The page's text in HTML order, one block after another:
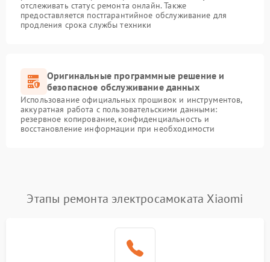
отслеживать статус ремонта онлайн. Также
предоставляется постгарантийное обслуживание для
продления срока службы техники
Оригинальные программные решение и
безопасное обслуживание данных
Использование официальных прошивок и инструментов,
аккуратная работа с пользовательскими данными:
резервное копирование, конфиденциальность и
восстановление информации при необходимости
Этапы ремонта электросамоката Xiaomi